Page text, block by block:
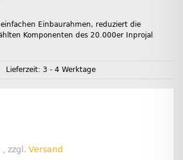
Einbaurahmen, reduziert die
Komponenten des 20.000er Inprojal
Lieferzeit: 3 - 4 Werktage
zzgl. Versand